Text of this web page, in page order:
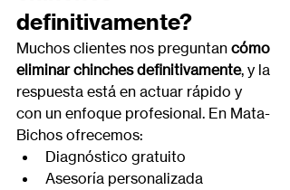
definitivamente?
Muchos clientes nos preguntan cómo
eliminar chinches definitivamente, y la
respuesta está en actuar rápido y
con un enfoque profesional. En Mata-
Bichos ofrecemos:
Diagnóstico gratuito
Asesoría personalizada